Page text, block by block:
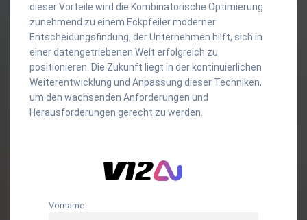
dieser Vorteile wird die Kombinatorische Optimierung
zunehmend zu einem Eckpfeiler moderner
Entscheidungsfindung, der Unternehmen hilft, sich in
einer datengetriebenen Welt erfolgreich zu
positionieren. Die Zukunft liegt in der kontinuierlichen
Weiterentwicklung und Anpassung dieser Techniken,
um den wachsenden Anforderungen und
Herausforderungen gerecht zu werden.
Vorname